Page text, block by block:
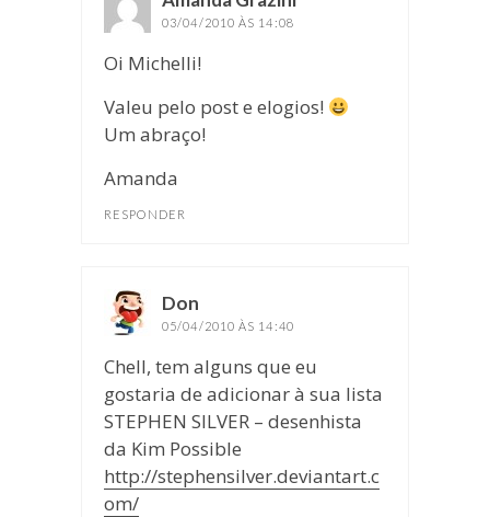
03/04/2010 ÀS 14:08
Oi Michelli!
Valeu pelo post e elogios!
Um abraço!
Amanda
RESPONDER
Don
05/04/2010 ÀS 14:40
Chell, tem alguns que eu
gostaria de adicionar à sua lista
STEPHEN SILVER – desenhista
da Kim Possible
http://stephensilver.deviantart.c
om/